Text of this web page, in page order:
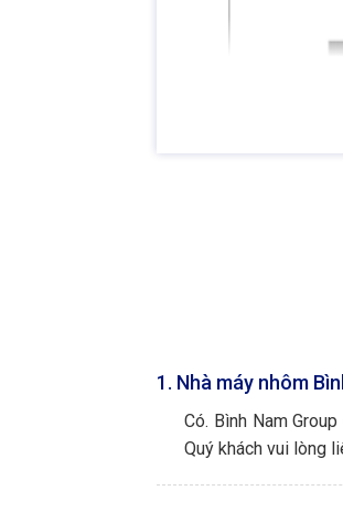
1. Nhà máy nhôm
Có. Bình Nam
Quý khách vui lòng